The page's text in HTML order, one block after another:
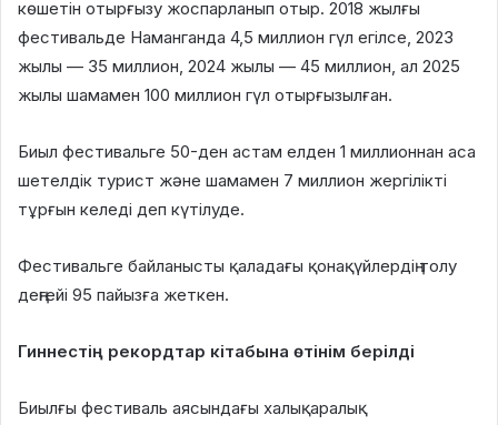
көшетін отырғызу жоспарланып отыр. 2018 жылғы
фестивальде Наманганда 4,5 миллион гүл егілсе, 2023
жылы — 35 миллион, 2024 жылы — 45 миллион, ал 2025
жылы шамамен 100 миллион гүл отырғызылған.
Биыл фестивальге 50-ден астам елден 1 миллионнан аса
шетелдік турист және шамамен 7 миллион жергілікті
тұрғын келеді деп күтілуде.
Фестивальге байланысты қаладағы қонақүйлердің толу
деңгейі 95 пайызға жеткен.
Гиннестің рекордтар кітабына өтінім берілді
Биылғы фестиваль аясындағы халықаралық